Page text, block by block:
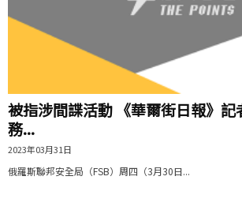
被指涉間諜活動 《華爾街日報》記
務...
2023年03月31日
俄羅斯聯邦安全局（FSB）周四（3月30日...